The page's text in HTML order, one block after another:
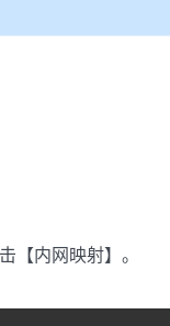
【内网映射】。